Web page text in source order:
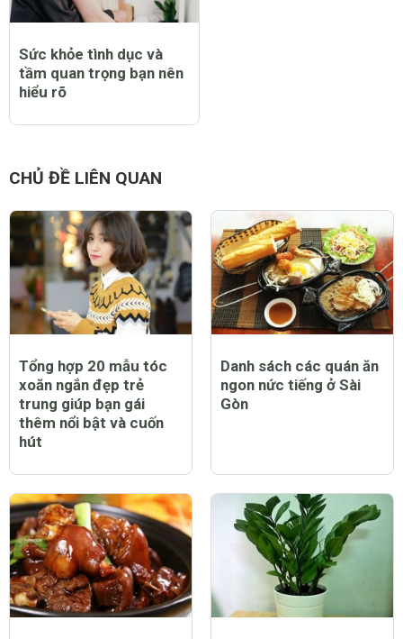
Sức khỏe tình dục và
tầm quan trọng bạn nên
hiểu rõ
CHỦ ĐỀ LIÊN QUAN
Tổng hợp 20 mẫu tóc
xoăn ngắn đẹp trẻ
trung giúp bạn gái
thêm nổi bật và cuốn
hút
Danh sách các quán ăn
ngon nức tiếng ở Sài
Gòn